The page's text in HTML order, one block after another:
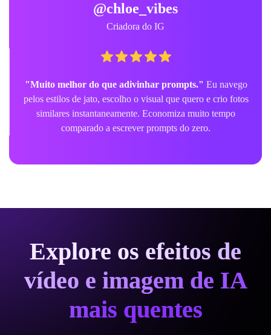
@chloe_vibes
Criadora do IG
"Muito melhor do que adivinhar prompts." Eu navego
pelos estilos de jato, escolho o visual que quero e crio fotos
similares instantaneamente. Economiza muito tempo
comparado a escrever prompts do zero.
Explore os efeitos de
vídeo e imagem de IA
mais quentes